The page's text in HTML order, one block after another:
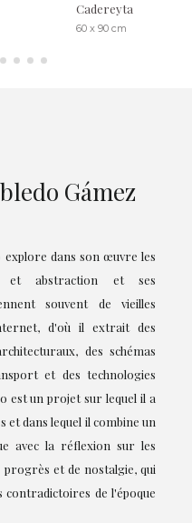
Cadereyta
60 x 90 cm
Gámez
explore dans son œuvre les
et abstraction et ses
souvent de vieilles
d'où il extrait des
des schémas
et des technologies
est un projet sur lequel il a
et dans lequel il combine un
avec la réflexion sur les
progrès et de nostalgie, qui
contradictoires de l'époque